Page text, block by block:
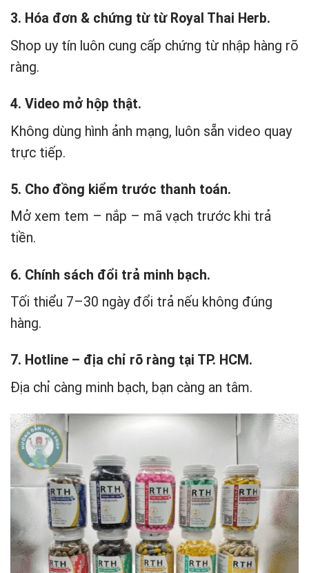
3. Hóa đơn & chứng từ từ Royal Thai Herb.
Shop uy tín luôn cung cấp chứng từ nhập hàng rõ
ràng.
4. Video mở hộp thật.
Không dùng hình ảnh mạng, luôn sẵn video quay
trực tiếp.
5. Cho đồng kiểm trước thanh toán.
Mở xem tem – nắp – mã vạch trước khi trả
tiền.
6. Chính sách đổi trả minh bạch.
Tối thiểu 7–30 ngày đổi trả nếu không đúng
hàng.
7. Hotline – địa chỉ rõ ràng tại TP. HCM.
Địa chỉ càng minh bạch, bạn càng an tâm.